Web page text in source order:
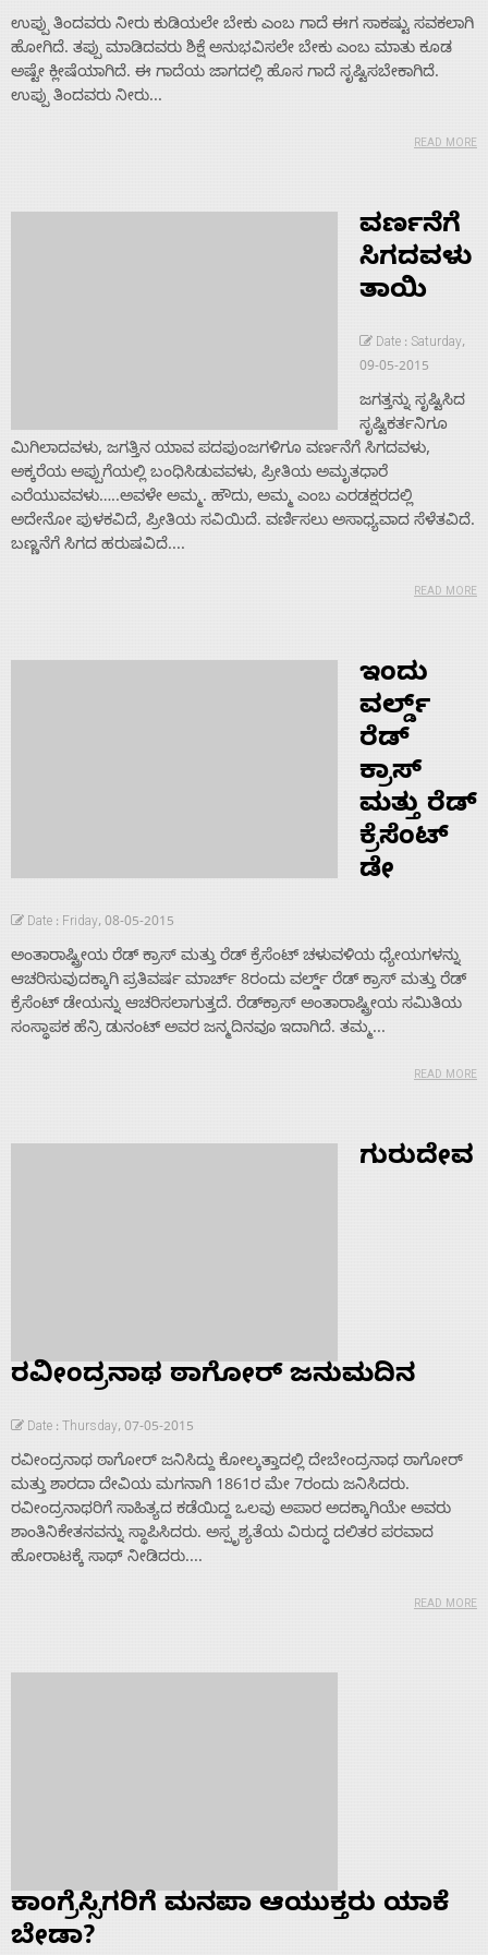
Home
About
Us
With
Us
ಉಪ್ಪು ತಿಂದವರು ನೀರು ಕುಡಿಯಲೇ ಬೇಕು ಎಂಬ ಗಾದೆ ಈಗ ಸಾಕಷ್ಟು ಸವಕಲಾಗಿ
ಹೋಗಿದೆ. ತಪ್ಪು ಮಾಡಿದವರು ಶಿಕ್ಷೆ ಅನುಭವಿಸಲೇ ಬೇಕು ಎಂಬ ಮಾತು ಕೂಡ
ಅಷ್ಟೇ ಕ್ಲೀಷೆಯಾಗಿದೆ. ಈ ಗಾದೆಯ ಜಾಗದಲ್ಲಿ ಹೊಸ ಗಾದೆ ಸೃಷ್ಟಿಸಬೇಕಾಗಿದೆ.
ಉಪ್ಪು ತಿಂದವರು ನೀರು...
READ MORE
ವರ್ಣನೆಗೆ
ಸಿಗದವಳು
ತಾಯಿ
Date : Saturday,
09-05-2015
ಜಗತ್ತನ್ನು ಸೃಷ್ಟಿಸಿದ
ಸೃಷ್ಟಿಕರ್ತನಿಗೂ
ಮಿಗಿಲಾದವಳು, ಜಗತ್ತಿನ ಯಾವ ಪದಪುಂಜಗಳಿಗೂ ವರ್ಣನೆಗೆ ಸಿಗದವಳು,
ಅಕ್ಕರೆಯ ಅಪ್ಪುಗೆಯಲ್ಲಿ ಬಂಧಿಸಿಡುವವಳು, ಪ್ರೀತಿಯ ಅಮೃತಧಾರೆ
ಎರೆಯುವವಳು…..ಅವಳೇ ಅಮ್ಮ. ಹೌದು, ಅಮ್ಮ ಎಂಬ ಎರಡಕ್ಷರದಲ್ಲಿ
ಅದೇನೋ ಪುಳಕವಿದೆ, ಪ್ರೀತಿಯ ಸವಿಯಿದೆ. ವರ್ಣಿಸಲು ಅಸಾಧ್ಯವಾದ ಸೆಳೆತವಿದೆ.
ಬಣ್ಣನೆಗೆ ಸಿಗದ ಹರುಷವಿದೆ....
READ MORE
ಇಂದು
ವರ್ಲ್ಡ್
ರೆಡ್
ಕ್ರಾಸ್
ಮತ್ತು ರೆಡ್
ಕ್ರೆಸೆಂಟ್
ಡೇ
Date : Friday, 08-05-2015
ಅಂತಾರಾಷ್ಟ್ರೀಯ ರೆಡ್ ಕ್ರಾಸ್ ಮತ್ತು ರೆಡ್ ಕ್ರೆಸೆಂಟ್ ಚಳುವಳಿಯ ಧ್ಯೇಯಗಳನ್ನು
ಆಚರಿಸುವುದಕ್ಕಾಗಿ ಪ್ರತಿವರ್ಷ ಮಾರ್ಚ್ 8ರಂದು ವರ್ಲ್ಡ್ ರೆಡ್ ಕ್ರಾಸ್ ಮತ್ತು ರೆಡ್
ಕ್ರೆಸೆಂಟ್ ಡೇಯನ್ನು ಆಚರಿಸಲಾಗುತ್ತದೆ. ರೆಡ್‌ಕ್ರಾಸ್ ಅಂತಾರಾಷ್ಟ್ರೀಯ ಸಮಿತಿಯ
ಸಂಸ್ಥಾಪಕ ಹೆನ್ರಿ ಡುನಂಟ್ ಅವರ ಜನ್ಮದಿನವೂ ಇದಾಗಿದೆ. ತಮ್ಮ...
READ MORE
ಗುರುದೇವ
ರವೀಂದ್ರನಾಥ ಠಾಗೋರ್ ಜನುಮದಿನ
Date : Thursday, 07-05-2015
ರವೀಂದ್ರನಾಥ ಠಾಗೋರ್ ಜನಿಸಿದ್ದು ಕೋಲ್ಕತ್ತಾದಲ್ಲಿ ದೇಬೇಂದ್ರನಾಥ ಠಾಗೋರ್
ಮತ್ತು ಶಾರದಾ ದೇವಿಯ ಮಗನಾಗಿ 1861ರ ಮೇ 7ರಂದು ಜನಿಸಿದರು.
ರವೀಂದ್ರನಾಥರಿಗೆ ಸಾಹಿತ್ಯದ ಕಡೆಯಿದ್ದ ಒಲವು ಅಪಾರ ಅದಕ್ಕಾಗಿಯೇ ಅವರು
ಶಾಂತಿನಿಕೇತನವನ್ನು ಸ್ಥಾಪಿಸಿದರು. ಅಸ್ಪೃಶ್ಯತೆಯ ವಿರುದ್ಧ ದಲಿತರ ಪರವಾದ
ಹೋರಾಟಕ್ಕೆ ಸಾಥ್ ನೀಡಿದರು....
READ MORE
ಕಾಂಗ್ರೆಸ್ಸಿಗರಿಗೆ ಮನಪಾ ಆಯುಕ್ತರು ಯಾಕೆ
ಬೇಡಾ?